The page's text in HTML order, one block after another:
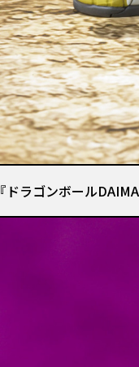
『ドラゴンボール